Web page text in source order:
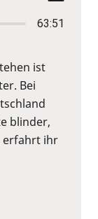
63:51
ist
Bei
blinder,
erfahrt ihr